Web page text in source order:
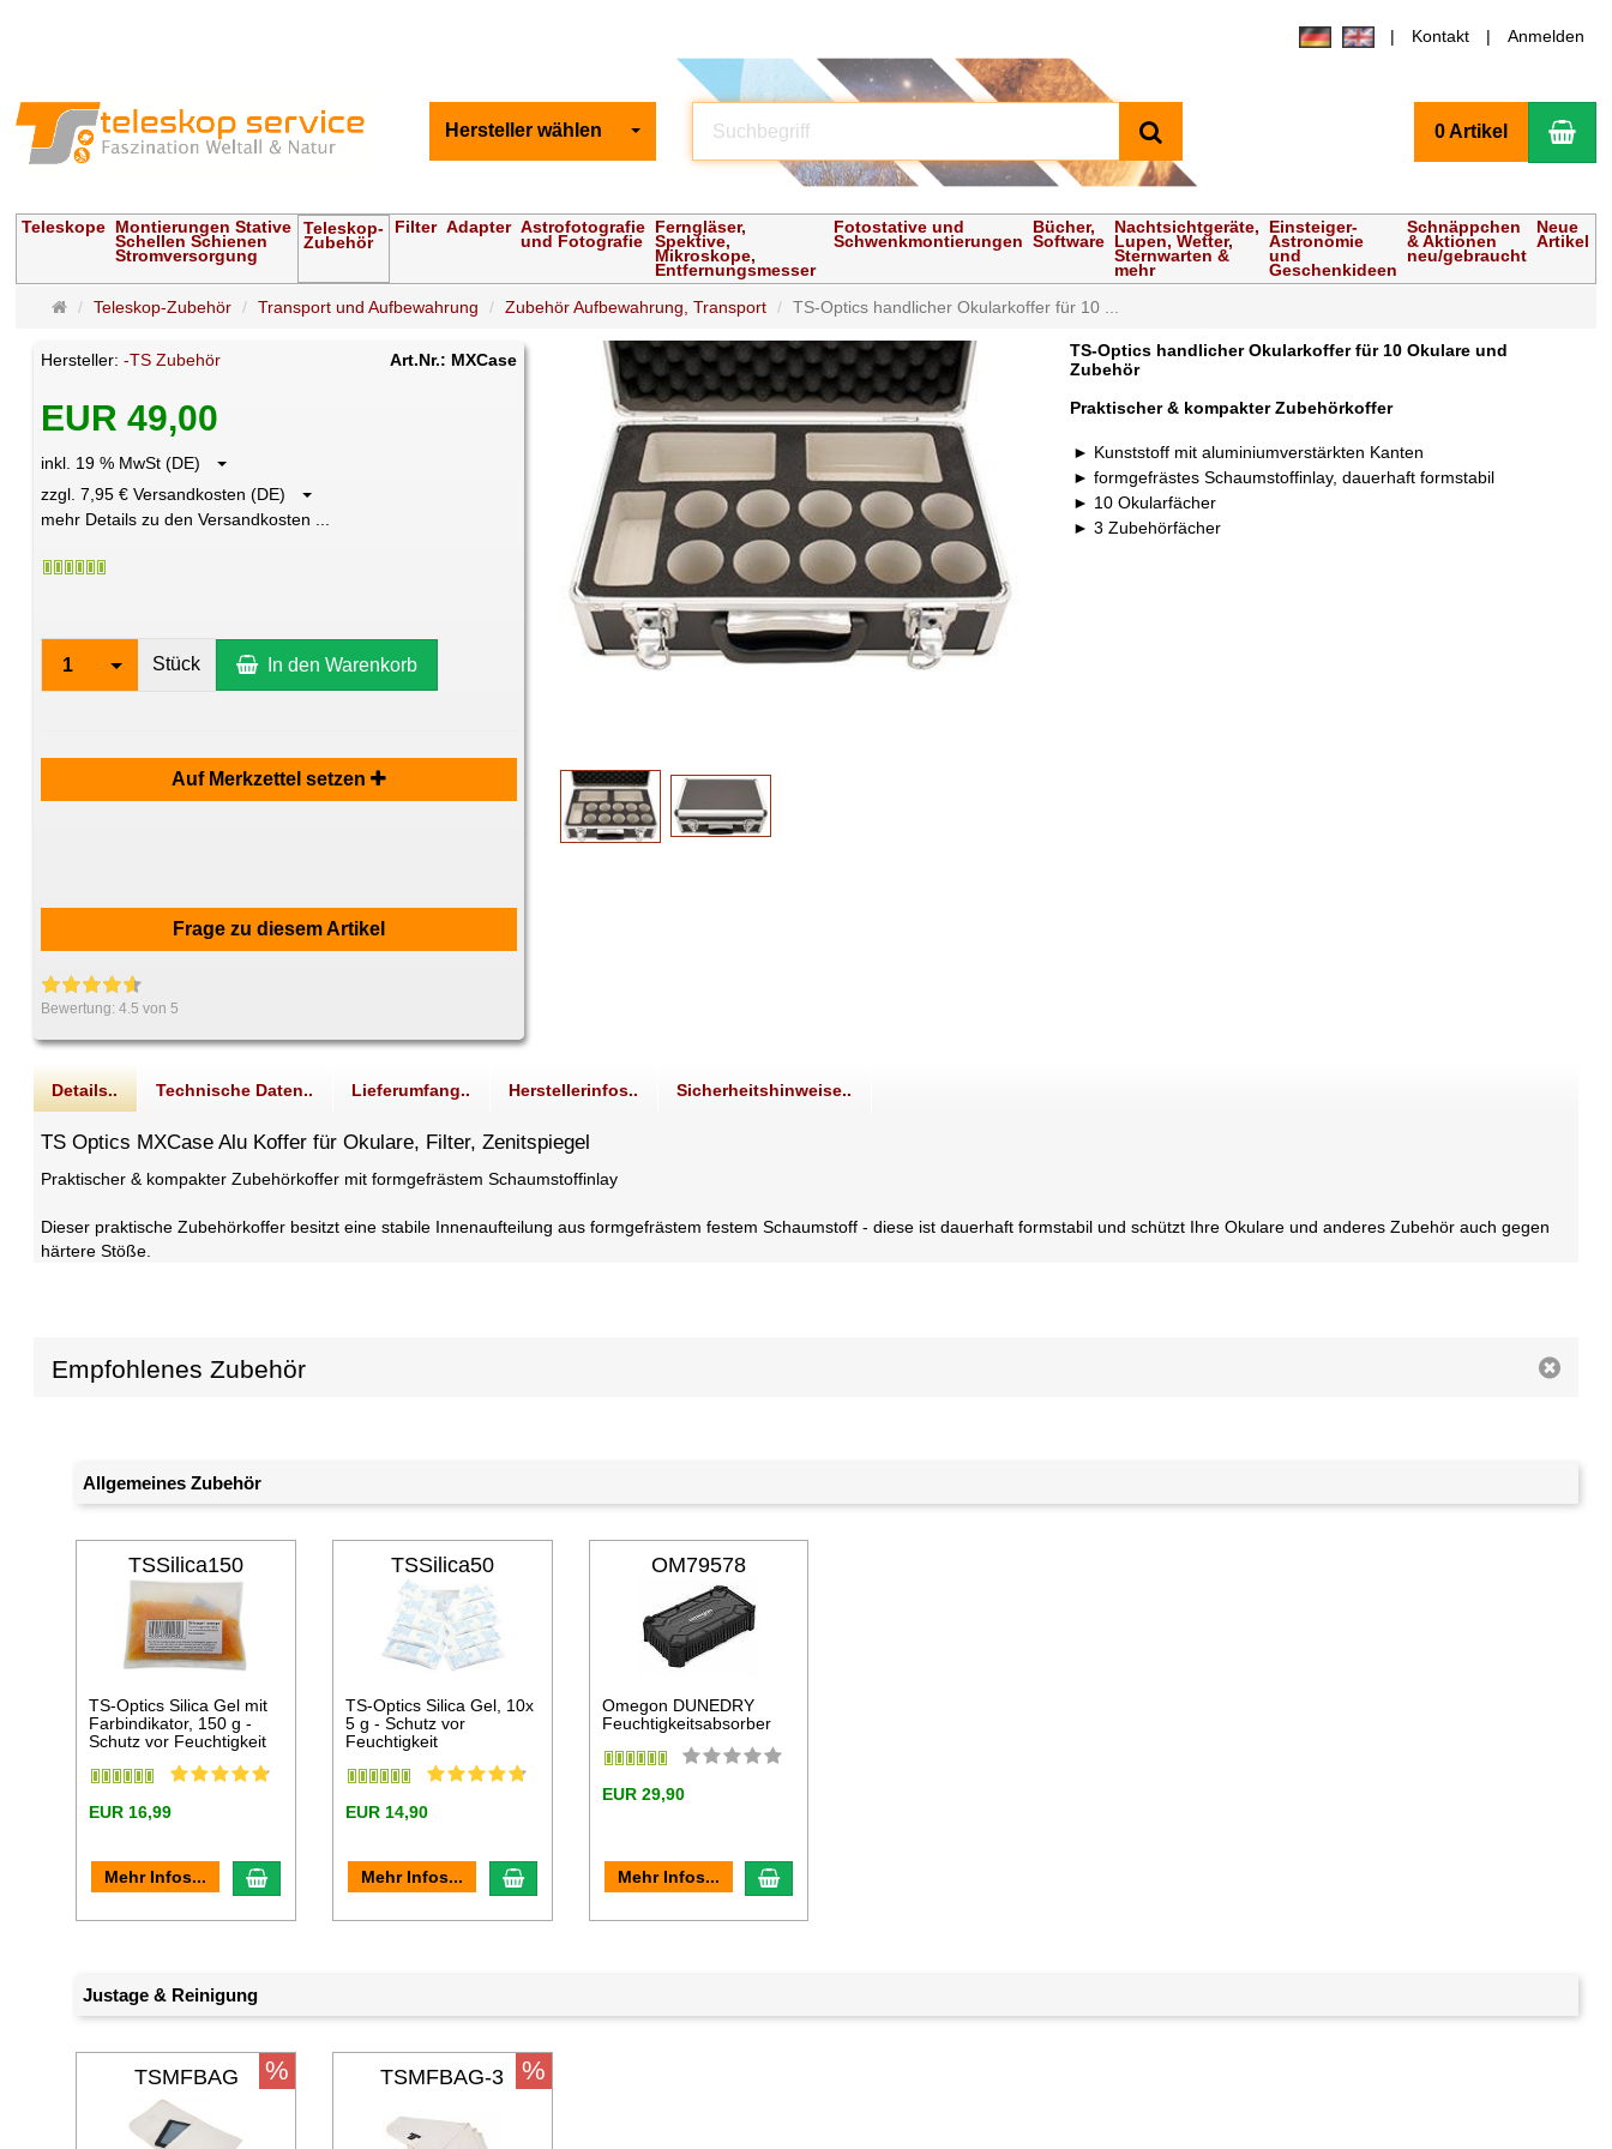
Kontakt Anmelden
Hersteller wählen 0 Artikel
Teleskope Montierungen Stative
Schellen Schienen
Stromversorgung
Teleskop-
Zubehör
Filter Adapter Astrofotografie
und Fotografie
Ferngläser,
Spektive,
Mikroskope,
Entfernungsmesser
Fotostative und
Schwenkmontierungen
Bücher,
Software
Nachtsichtgeräte,
Lupen, Wetter,
Sternwarten &
mehr
Einsteiger-
Astronomie
und
Geschenkideen
Schnäppchen
& Aktionen
neu/gebraucht
Neue
Artikel
Startseite
Teleskop-Zubehör Transport und Aufbewahrung Zubehör Aufbewahrung, Transport TS-Optics handlicher Okularkoffer für 10 ...
Hersteller:-TS Zubehör Art.Nr.: MXCase
EUR 49,00
inkl. 19 % MwSt (DE)
zzgl. 7,95 € Versandkosten (DE)
mehr Details zu den Versandkosten ...
1 Stück In den Warenkorb
Auf Merkzettel setzen
Frage zu diesem Artikel
Bewertung:4.5 von 5
TS-Optics handlicher Okularkoffer für 10 Okulare und
Zubehör
Praktischer & kompakter Zubehörkoffer
Kunststoff mit aluminiumverstärkten Kanten
formgefrästes Schaumstoffinlay, dauerhaft formstabil
10 Okularfächer
3 Zubehörfächer
Details.. Technische Daten.. Lieferumfang.. Herstellerinfos.. Sicherheitshinweise..
TS Optics MXCase Alu Koffer für Okulare, Filter, Zenitspiegel
Praktischer & kompakter Zubehörkoffer mit formgefrästem Schaumstoffinlay
Dieser praktische Zubehörkoffer besitzt eine stabile Innenaufteilung aus formgefrästem festem Schaumstoff - diese ist dauerhaft formstabil und schützt Ihre Okulare und anderes Zubehör auch gegen
härtere Stöße.
Empfohlenes Zubehör
Allgemeines Zubehör
TSSilica150
TS-Optics Silica Gel mit
Farbindikator, 150 g -
Schutz vor Feuchtigkeit
EUR 16,99
Mehr Infos... In den Warenkorb
TSSilica50
TS-Optics Silica Gel, 10x
5 g - Schutz vor
Feuchtigkeit
EUR 14,90
Mehr Infos... In den Warenkorb
OM79578
Omegon DUNEDRY
Feuchtigkeitsabsorber
EUR 29,90
Mehr Infos... In den Warenkorb
Justage & Reinigung
TSMFBAG % TSMFBAG-3 %